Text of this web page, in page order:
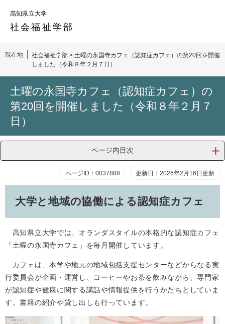
頭
す。
飛
し
高知県立大学
社会福祉 学部
現在地 社会福祉学部 > 土曜の永国寺カフェ（認知症カフェ）の第20回を開催
しました（令和８年２月７日）
土曜の永国寺カフェ（認知症カフェ）の
第20回を開催しました（令和８年２月７
日）
ページ内目次
ページID：0037888 更新日：2026年2月16日更新
大学と地域の協働による認知症カフェ
高知県立大学では、オランダスタイルの本格的な認知症カフェ
「土曜の永国寺カフェ」を毎月開催しています。
カフェは、本学や地元の地域包括支援センターなどからなる実
行委員会が企画・運営し、コーヒーやお茶を飲みながら、専門家
が認知症や健康に関する講話や情報提供を行うかたちとしていま
す。書籍の紹介や貸し出しも行っています。